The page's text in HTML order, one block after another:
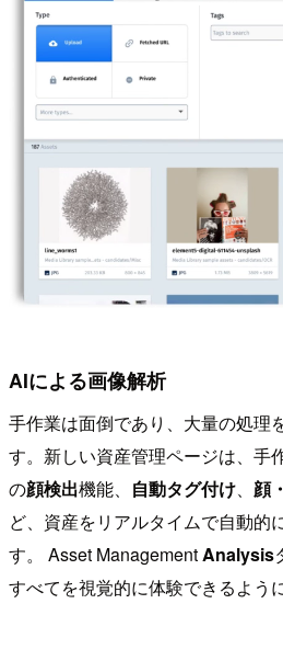
AIによる画像解析
手作業は面倒であり、大量の処理
す。新しい資産管理ページは、手
の顔検出機能、 自動タグ付け、 顔
ど、資産をリアルタイムで自動的
す。 Asset ManagementAnalysis
すべてを視覚的に体験できるよう